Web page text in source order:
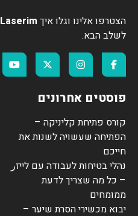
הצטרפו אלינו וגלו איך Laserim
לשלב הבא.
פוסטים אחרונים
קורס פתיחת קליניקה –
הפתיחה שעשויה לשנות את
חייכם
נהלי בטיחות לעבודה עם לייזر
– כל מה שצריך לדעת
ממומחים
יבוא מכשירי הסרת שיער –